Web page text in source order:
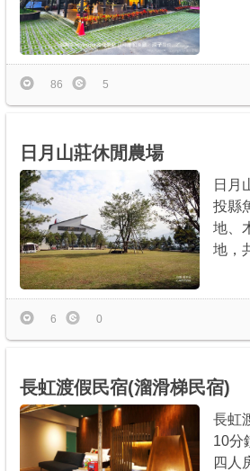
86 5
日月山莊休閒農場
日月
投縣
地、
地，
6 0
長虹渡假民宿(溜滑梯民宿)
長虹
10分
四人